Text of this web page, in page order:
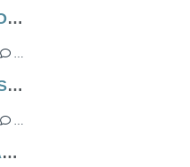
DRAGONS 3 : LE MONDE CACHÉ de Dean Deblois (via Dreamworks) [critique]
…
LEO DA VINCI : MISSION MONA LISA de Sergio Manfio [critique]
…
HÔTEL TRANSYLVANIE 3 : DES VACANCES MONSTRUEUSES de Genndy Tartakovsky [critique]